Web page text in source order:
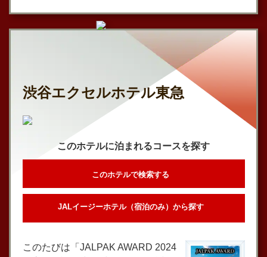
渋谷エクセルホテル東急
このホテルに泊まれるコースを探す
このホテルで検索する
JALイージーホテル（宿泊のみ）から探す
このたびは「JALPAK AWARD 2024